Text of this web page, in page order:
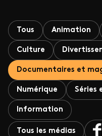
Tous Animation
Culture
Documentaires et
Numérique Séries
Information
Tous les médias